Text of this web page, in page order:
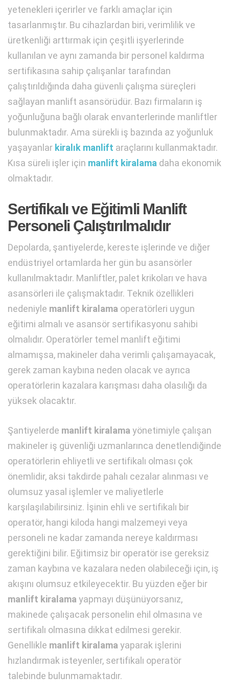
yetenekleri içerirler ve farklı amaçlar için
tasarlanmıştır. Bu cihazlardan biri, verimlilik ve
üretkenliği arttırmak için çeşitli işyerlerinde
kullanılan ve aynı zamanda bir personel kaldırma
sertifikasına sahip çalışanlar tarafından
çalıştırıldığında daha güvenli çalışma süreçleri
sağlayan manlift asansörüdür. Bazı firmaların iş
yoğunluğuna bağlı olarak envanterlerinde manliftler
bulunmaktadır. Ama sürekli iş bazında az yoğunluk
yaşayanlar kiralık manlift araçlarını kullanmaktadır.
Kısa süreli işler için manlift kiralama daha ekonomik
olmaktadır.
Sertifikalı ve Eğitimli Manlift
Personeli Çalıştırılmalıdır
Depolarda, şantiyelerde, kereste işlerinde ve diğer
endüstriyel ortamlarda her gün bu asansörler
kullanılmaktadır. Manliftler, palet krikoları ve hava
asansörleri ile çalışmaktadır. Teknik özellikleri
nedeniyle manlift kiralama operatörleri uygun
eğitimi almalı ve asansör sertifikasyonu sahibi
olmalıdır. Operatörler temel manlift eğitimi
almamışsa, makineler daha verimli çalışamayacak,
gerek zaman kaybına neden olacak ve ayrıca
operatörlerin kazalara karışması daha olasılığı da
yüksek olacaktır.
Şantiyelerde manlift kiralama yönetimiyle çalışan
makineler iş güvenliği uzmanlarınca denetlendiğinde
operatörlerin ehliyetli ve sertifikalı olması çok
önemlidir, aksi takdirde pahalı cezalar alınması ve
olumsuz yasal işlemler ve maliyetlerle
karşılaşılabilirsiniz. İşinin ehli ve sertifikalı bir
operatör, hangi kiloda hangi malzemeyi veya
personeli ne kadar zamanda nereye kaldırması
gerektiğini bilir. Eğitimsiz bir operatör ise gereksiz
zaman kaybına ve kazalara neden olabileceği için, iş
akışını olumsuz etkileyecektir. Bu yüzden eğer bir
manlift kiralama yapmayı düşünüyorsanız,
makinede çalışacak personelin ehil olmasına ve
sertifikalı olmasına dikkat edilmesi gerekir.
Genellikle manlift kiralama yaparak işlerini
hızlandırmak isteyenler, sertifikalı operatör
talebinde bulunmamaktadır.